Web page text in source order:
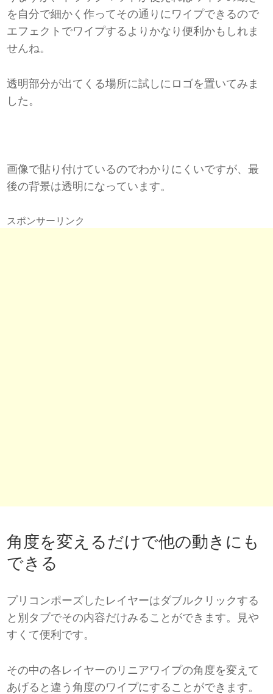
を自分で細かく作ってその通りにワイプできるので
エフェクトでワイプするよりかなり便利かもしれま
せんね。
透明部分が出てくる場所に試しにロゴを置いてみま
した。
画像で貼り付けているのでわかりにくいですが、最
後の背景は透明になっています。
スポンサーリンク
角度を変えるだけで他の動きにも
できる
プリコンポーズしたレイヤーはダブルクリックする
と別タブでその内容だけみることができます。見や
すくて便利です。
その中の各レイヤーのリニアワイプの角度を変えて
あげると違う角度のワイプにすることができます。